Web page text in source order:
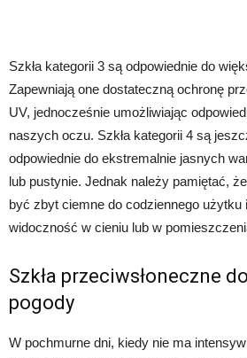
Szkła kategorii 3 są odpowiednie do
Zapewniają one dostateczną ochronę
UV, jednocześnie umożliwiając
naszych oczu. Szkła kategorii 4 są
odpowiednie do ekstremalnie jasnych
lub pustynie. Jednak należy pamiętać,
być zbyt ciemne do codziennego użytku
widoczność w cieniu lub w
Szkła przeciwsłoneczne
pogody
W pochmurne dni, kiedy nie ma